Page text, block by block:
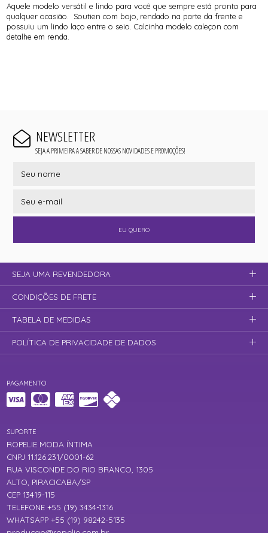
Aquele modelo versátil e lindo para você que sempre está pronta para
qualquer ocasião. Soutien com bojo, rendado na parte da frente e
possuiu um lindo laço entre o seio. Calcinha modelo caleçon com
detalhe em renda.
NEWSLETTER
SEJA A PRIMEIRA A SABER DE NOSSAS NOVIDADES E PROMOÇÕES!
EU QUERO
PAGAMENTO
SUPORTE
ROPELIE MODA ÍNTIMA
CNPJ 11.126.231/0001-62
RUA VISCONDE DO RIO BRANCO, 1305
ALTO, PIRACICABA/SP
CEP 13419-115
TELEFONE +55 (19) 3434-1316
WHATSAPP +55 (19) 98242-5135
SEJA UMA REVENDEDORA
CONDIÇÕES DE FRETE
TABELA DE MEDIDAS
POLÍTICA DE PRIVACIDADE DE DADOS